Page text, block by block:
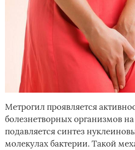
Метрогил проявляется
болезнетворных организмов
подавляется синтез
молекулах бактерии. Такой